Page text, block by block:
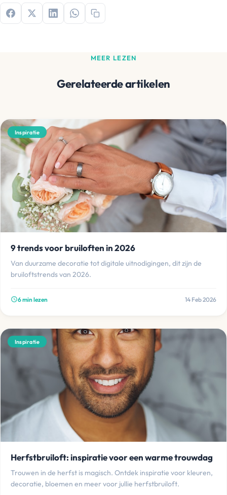
MEER LEZEN
Gerelateerde artikelen
Inspiratie
9 trends voor bruiloften in 2026
Van duurzame decoratie tot digitale uitnodigingen, dit zijn de
bruiloftstrends van 2026.
schedule6 min lezen 14 Feb 2026
Inspiratie
Herfstbruiloft: inspiratie voor een warme trouwdag
Trouwen in de herfst is magisch. Ontdek inspiratie voor kleuren,
decoratie, bloemen en meer voor jullie herfstbruiloft.